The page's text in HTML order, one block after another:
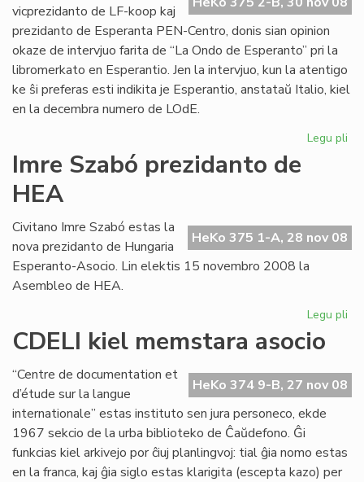
vicprezidanto de LF-koop kaj
prezidanto de Esperanta PEN-Centro, donis sian opinion
okaze de intervjuo farita de “La Ondo de Esperanto” pri la
libromerkato en Esperantio. Jen la intervjuo, kun la atentigo
ke ŝi preferas esti indikita je Esperantio, anstataŭ Italio, kiel
en la decembra numero de LOdE.
Legu pli
Imre Szabó prezidanto de
HEA
HeKo 375 1-A, 28 nov 08
Civitano Imre Szabó estas la
nova prezidanto de Hungaria
Esperanto-Asocio. Lin elektis 15 novembro 2008 la
Asembleo de HEA.
Legu pli
CDELI kiel memstara asocio
HeKo 374 9-B, 27 nov 08
“Centre de documentation et
d’étude sur la langue
internationale” estas instituto sen jura personeco, ekde
1967 sekcio de la urba biblioteko de Ĉaŭdefono. Ĝi
funkcias kiel arkivejo por ĉiuj planlingvoj: tial ĝia nomo estas
en la franca, kaj ĝia siglo estas klarigita (escepta kazo) per